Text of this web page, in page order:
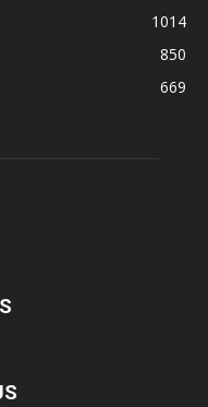
1014
850
669